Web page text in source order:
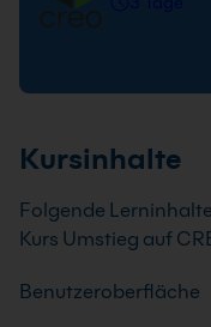
Kursinhalte
Folgende
Kurs Umstieg auf
Benutzeroberfläche